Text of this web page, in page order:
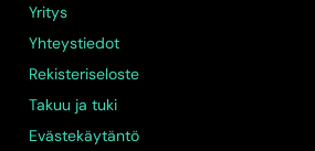
Yritys
Yhteystiedot
Rekisteriseloste
Takuu ja tuki
Evästekäytäntö